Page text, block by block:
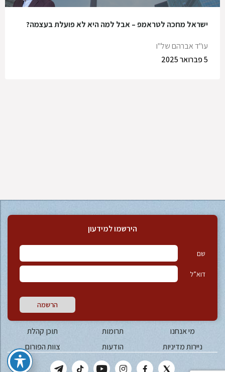
ישראל מחכה לטראמפ – אבל למה היא לא פועלת בעצמה?
עו"ד אברהם של"ו
5 פברואר 2025
הירשמו למידעון
שם
דוא”ל
הרשמה
מי אנחנו תרומות
תוכן קהלת
ניירות מדיניות
הודעות צוות הפורום